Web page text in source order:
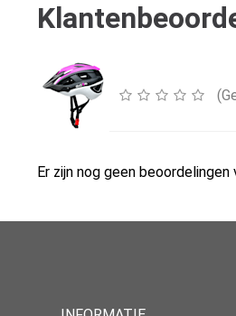
Er zijn nog geen